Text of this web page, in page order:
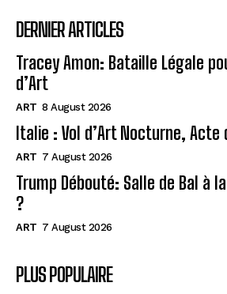
DERNIER ARTICLES
Tracey Amon: Bataille Légale
d’Art
ART 8 August 2026
Italie : Vol d’Art Nocturne, Acte
ART 7 August 2026
Trump Débouté: Salle de Bal à
?
ART 7 August 2026
PLUS POPULAIRE